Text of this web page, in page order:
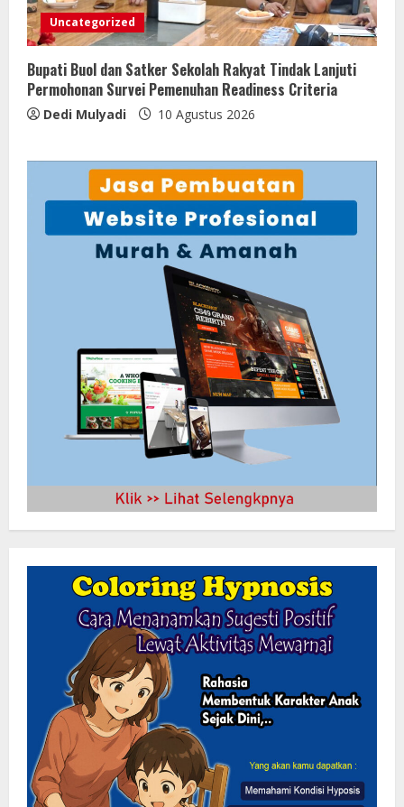
Uncategorized
Bupati Buol dan Satker Sekolah Rakyat Tindak Lanjuti
Permohonan Survei Pemenuhan Readiness Criteria
Dedi Mulyadi 10 Agustus 2026
HUT ke-9 RSUD Cikalongwetan, Bupati